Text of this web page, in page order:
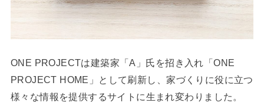
ONE PROJECTは建築家「A」氏を招き入れ「ONE
PROJECT HOME」として刷新し、家づくりに役に立つ
様々な情報を提供するサイトに生まれ変わりました。